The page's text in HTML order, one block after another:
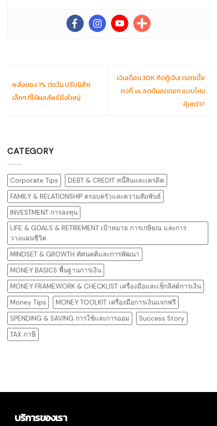
พลังของ 1% ต่อวัน ปรับนิสัย
เล็กๆ ที่ให้ผลลัพธ์ยิ่งใหญ่
เงินเดือน 30K คิดกู้เงิน! ดอกเบี้ย
คงที่ vs ลดต้นลดดอก แบบไหน
คุ้มกว่า?
CATEGORY
Corporate Tips
DEBT & CREDIT หนี้สินและเครดิต
FAMILY & RELATIONSHIP ครอบครัวและความสัมพันธ์
INVESTMENT การลงทุน
LIFE & GOALS & RETIREMENT เป้าหมาย การเกษียณ และการ
วางแผนชีวิต
MINDSET & GROWTH ทัศนคติและการพัฒนา
MONEY BASICS พื้นฐานการเงิน
MONEY FRAMEWORK & CHECKLIST เครื่องมือและเช็กลิสต์การเงิน
Money Tips
MONEY TOOLKIT เครื่องมือการเงินแจกฟรี
SPENDING & SAVING การใช้และการออม
Success Story
TAX ภาษี
บริการของเรา